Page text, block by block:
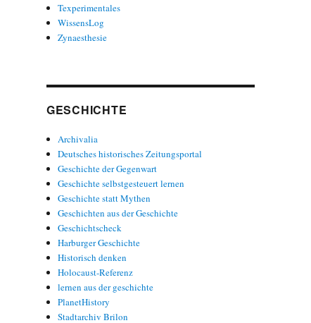
Texperimentales
WissensLog
Zynaesthesie
GESCHICHTE
Archivalia
Deutsches historisches Zeitungsportal
Geschichte der Gegenwart
Geschichte selbstgesteuert lernen
Geschichte statt Mythen
Geschichten aus der Geschichte
Geschichtscheck
Harburger Geschichte
Historisch denken
Holocaust-Referenz
lernen aus der geschichte
PlanetHistory
Stadtarchiv Brilon